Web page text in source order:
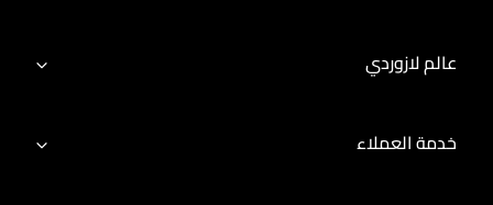
عالم لازوردي
خدمة العملاء